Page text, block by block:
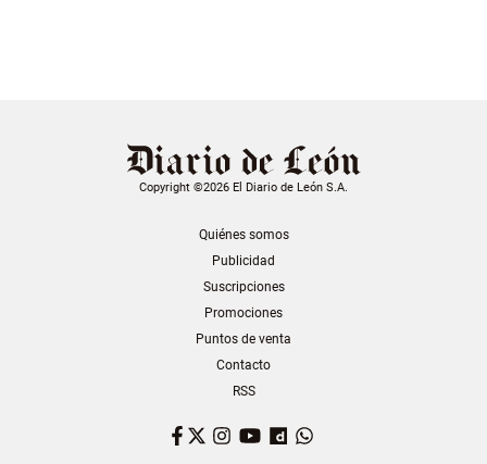
Copyright ©2026 El Diario de León S.A.
Quiénes somos
Publicidad
Suscripciones
Promociones
Puntos de venta
Contacto
RSS
Facebook
TwitterInstagram
YouTubeDailymotion